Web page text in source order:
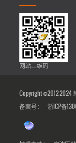
网站二维码
Copyright ©2012-
备案号：
浙ICP备